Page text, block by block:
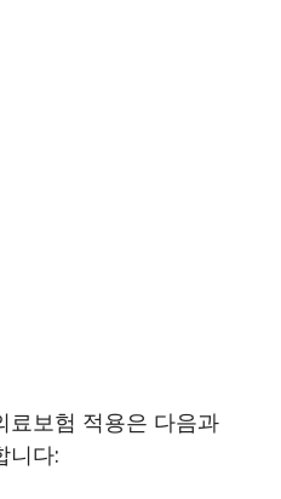
료보험 적용은 다음과
니다: